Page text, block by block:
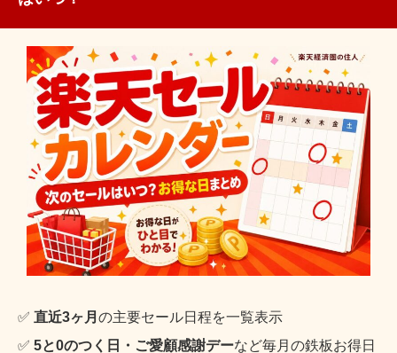
✅ 直近3ヶ月 の主要セール日程を一覧表示
✅ 5と0のつく日・ご愛顧感謝デーなど毎月の鉄板お得日